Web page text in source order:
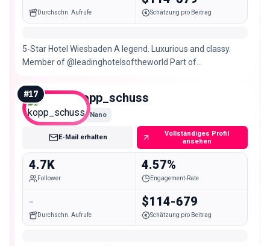
Durchschn. Aufrufe Schätzung pro Beitrag
5-Star Hotel Wiesbaden A legend. Luxurious and classy.
Member of @leadinghotelsoftheworld Part of
#17 kopp_schuss
Nano
E-Mail erhalten
Vollständiges Profil
ansehen
4.7K
Follower
4.57%
Engagement-Rate
-
Durchschn. Aufrufe
$114-679
Schätzung pro Beitrag